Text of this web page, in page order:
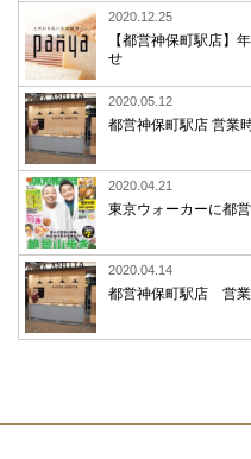
2020.12.25
【都営神保町駅店】
せ
2020.05.12
都営神保町駅店 営業
2020.04.21
東京ウォーカーに都
2020.04.14
都営神保町駅店 営